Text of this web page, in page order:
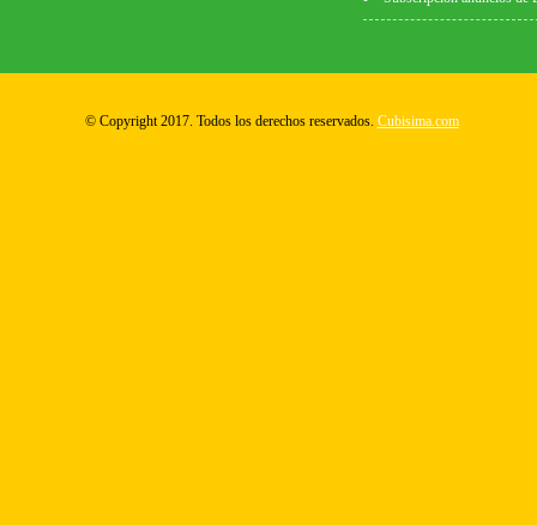
© Copyright 2017. Todos los derechos reservados. Cubisima.com